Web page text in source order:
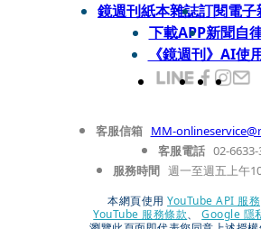
鏡週刊紙本雜誌訂閱電子
下載APP新聞自
《鏡週刊》AI使
客服信箱 MM-
客服電話 02-
服務時間 週一至週五上午
本網頁使用 YouTube API 服務
YouTube 服務條款、
Google 隱